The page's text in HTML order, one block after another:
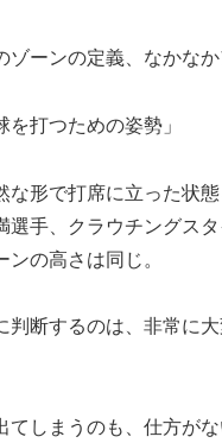
ゾーンの定義、なかなか
を打つための姿勢」
な形で打席に立った状
選手、クラウチングス
ンの高さは同じ。
判断するのは、非常に
てしまうのも、仕方が